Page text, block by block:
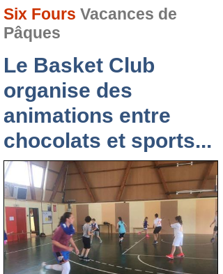
Six Fours Vacances de
Pâques
Le Basket Club
organise des
animations entre
chocolats et sports...